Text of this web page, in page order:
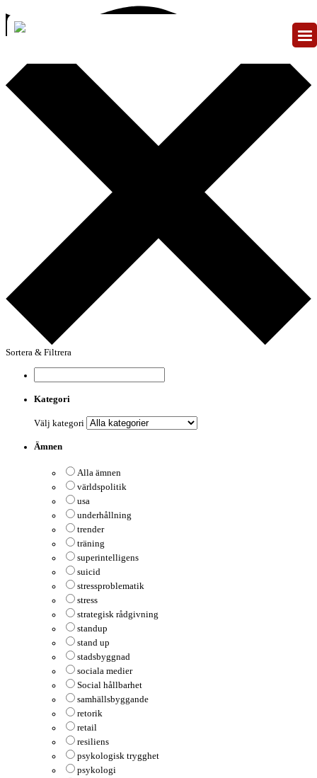
Sortera & Filtrera
Kategori
Välj kategori
Ämnen
Alla ämnen
världspolitik
usa
underhållning
trender
träning
superintelligens
suicid
stressproblematik
stress
strategisk rådgivning
standup
stand up
stadsbyggnad
sociala medier
Social hållbarhet
samhällsbyggande
retorik
retail
resiliens
psykologisk trygghet
psykologi